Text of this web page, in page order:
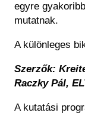
egyre
mutatnak.
A különleges
Szerzők:
Raczky Pál,
A kutatási